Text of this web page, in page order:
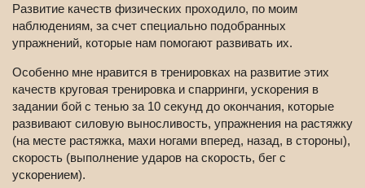
Развитие качеств физических проходило, по моим
наблюдениям, за счет специально подобранных
упражнений, которые нам помогают развивать их.
Особенно мне нравится в тренировках на развитие этих
качеств круговая тренировка и спарринги, ускорения в
задании бой с тенью за 10 секунд до окончания, которые
развивают силовую выносливость, упражнения на растяжку
(на месте растяжка, махи ногами вперед, назад, в стороны),
скорость (выполнение ударов на скорость, бег с
ускорением).